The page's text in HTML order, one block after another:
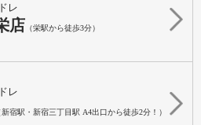
レ
店 （栄駅から徒歩3分）
レ
新宿駅・新宿三丁目駅 A4出口から徒歩2分！）